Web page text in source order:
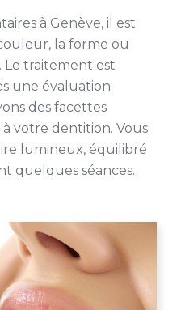
à Genève, il est
la forme ou
Le traitement est
une évaluation
des facettes
votre dentition. Vous
lumineux, équilibré
quelques séances.